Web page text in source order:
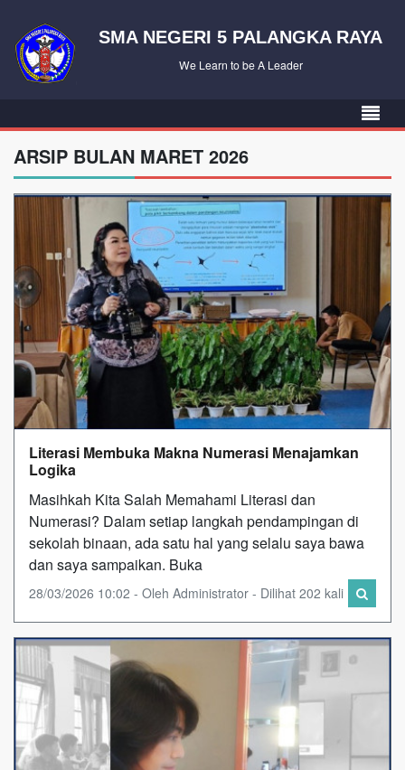
SMA NEGERI 5 PALANGKA RAYA
We Learn to be A Leader
ARSIP BULAN MARET 2026
Literasi Membuka Makna Numerasi Menajamkan
Logika
Masihkah Kita Salah Memahami Literasi dan
Numerasi? Dalam setiap langkah pendampingan di
sekolah binaan, ada satu hal yang selalu saya bawa
dan saya sampaikan. Buka
28/03/2026 10:02 - Oleh Administrator - Dilihat 202 kali